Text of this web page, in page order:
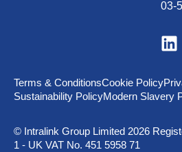
03-
V
i
t
u
n
L
© Intralink Group Limited 2026
1 - UK VAT No. 451 5958 71
Terms & ConditionsCookie Policy
Sustainability PolicyModern Slavery